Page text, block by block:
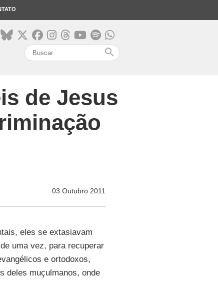
search
de Jesus
03 Outubro 2011
eles se extasiavam
uma vez, para recuperar
e ortodoxos,
deles muçulmanos, onde